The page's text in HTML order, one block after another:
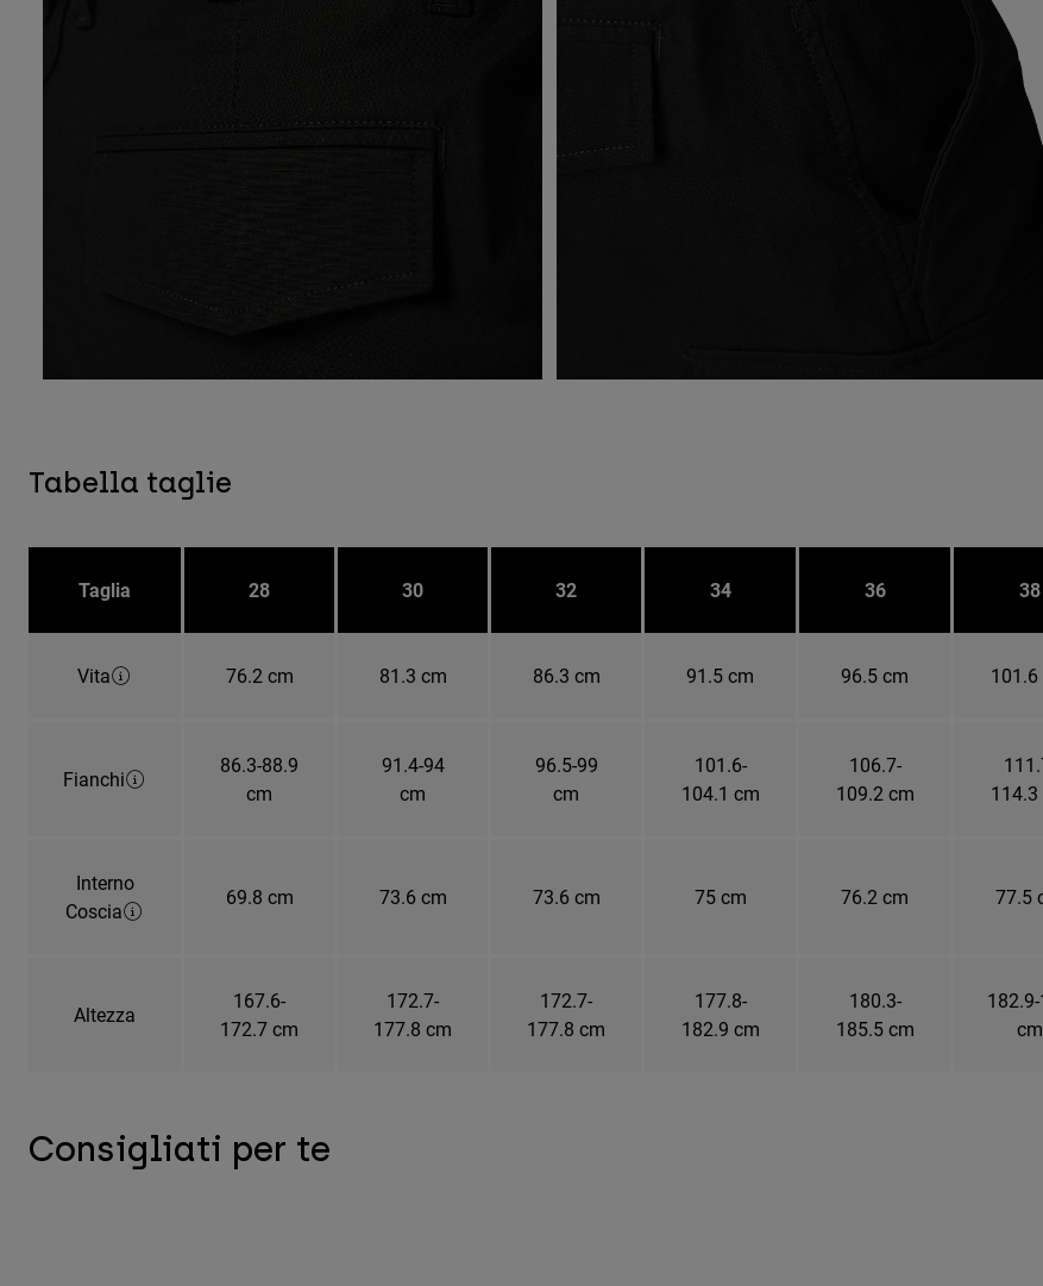
Tabella taglie
Taglia 28 30 32 34 36 38
Vita 76.2 cm 81.3 cm 86.3 cm 91.5 cm 96.5 cm 101.6
Fianchi
86.3-88.9
cm
91.4-94
cm
96.5-99
cm
101.6-
104.1 cm
106.7-
109.2 cm
114.3
Interno
Coscia
69.8 cm 73.6 cm 73.6 cm 75 cm 76.2 cm 77.5
Altezza
167.6-
172.7 cm
172.7-
177.8 cm
172.7-
177.8 cm
177.8-
182.9 cm
180.3-
185.5 cm
cm
Consigliati per te